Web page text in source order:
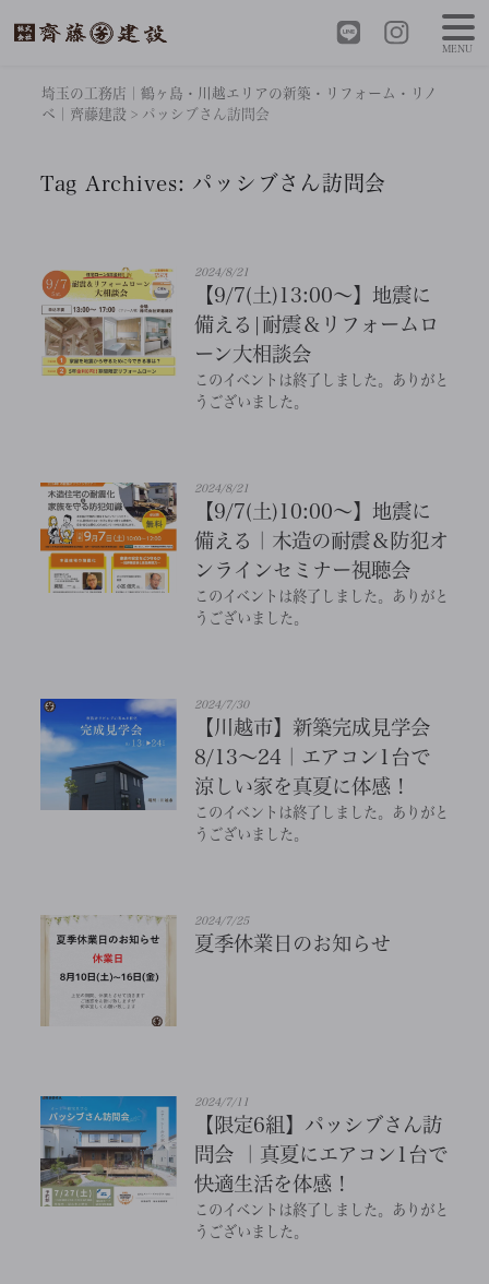
埼玉の工務店｜鶴ヶ島・川越エリアの新築・リフォーム・リノ
ベ｜齊藤建設 > パッシブさん訪問会
Tag Archives: パッシブさん訪問会
2024/8/21
【9/7(土)13:00～】地震に
備える|耐震＆リフォームロ
ーン大相談会
このイベントは終了しました。ありがと
うございました。
2024/8/21
【9/7(土)10:00～】地震に
備える｜木造の耐震＆防犯オ
ンラインセミナー視聴会
このイベントは終了しました。ありがと
うございました。
2024/7/30
【川越市】新築完成見学会
8/13～24｜エアコン1台で
涼しい家を真夏に体感！
このイベントは終了しました。ありがと
うございました。
2024/7/25
夏季休業日のお知らせ
2024/7/11
【限定6組】パッシブさん訪
問会 ｜真夏にエアコン1台で
快適生活を体感！
このイベントは終了しました。ありがと
うございました。
MENU